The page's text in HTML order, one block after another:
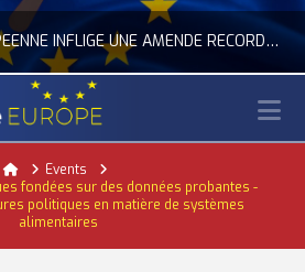
LA COMMISSION EUROPÉENNE INFLIGE UNE AMENDE RECORD À GOOGLE
DE LA REPRÉSENTATION D’OCCITANIE EUROPE, NUMÉRIQUE- DIGITAL
HomeEvents
fondées sur des données probantes -
politiques en matière de systèmes
alimentaires